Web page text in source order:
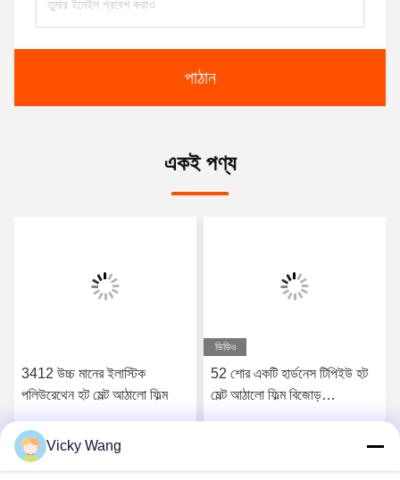
পাঠান
একই পণ্য
3412 উচ্চ মানের ইলাস্টিক
পলিউরেথেন হট মেল্ট আঠালো ফিল্ম
সেরা মূল্য পান
ভিডিও
52 শোর একটি হার্ডনেস টিপিইউ হট
মেল্ট আঠালো ফিল্ম বিজোড়
Vicky Wang